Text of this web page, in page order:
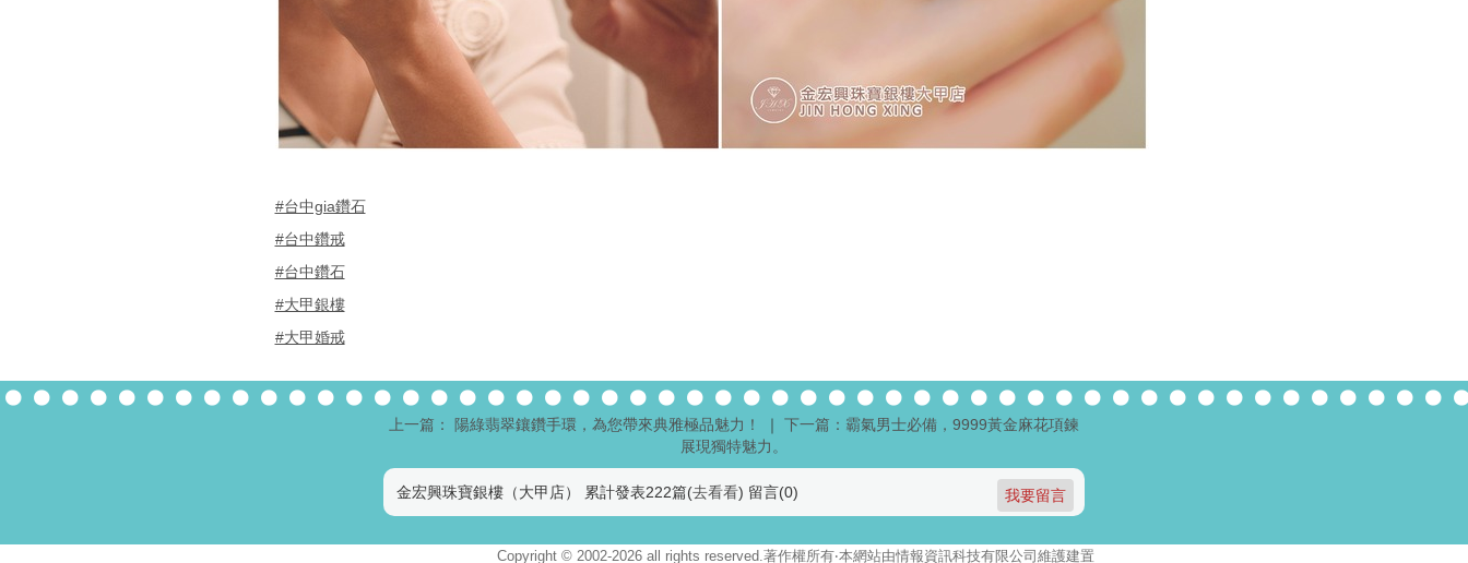
#台中gia鑽石
#台中鑽戒
#台中鑽石
#大甲銀樓
#大甲婚戒
上一篇： 陽綠翡翠鑲鑽手環，為您帶來典雅極品魅力！ ｜ 下一篇：霸氣男士必備，9999黃金麻花項鍊
展現獨特魅力。
金宏興珠寶銀樓（大甲店） 累計發表222篇(去看看) 留言(0)
Copyright © 2002-2026 all rights reserved.著作權所有‧本網站由情報資訊科技有限公司維護建置